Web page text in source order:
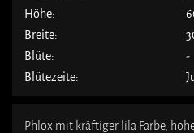
Höhe:
Breite:
Blüte:
-
Blütezeite:
Phlox mit kräftiger lila Farbe,